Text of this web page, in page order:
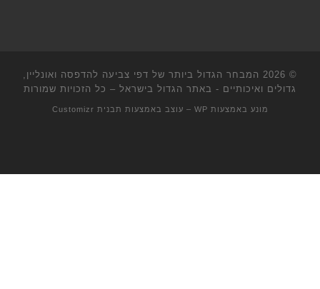
© 2026
המבחר הגדול ביותר של דפי צביעה להדפסה ואונליין,
גדולים ואיכותיים - באתר הגדול בישראל – כל הזכויות שמורות
מונע באמצעות WP – עוצב באמצעות תבנית Customizr